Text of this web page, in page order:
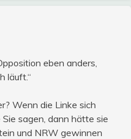
eben anders,
läuft.“
Wenn die Linke sich
sagen, dann hätte sie
und NRW gewinnen